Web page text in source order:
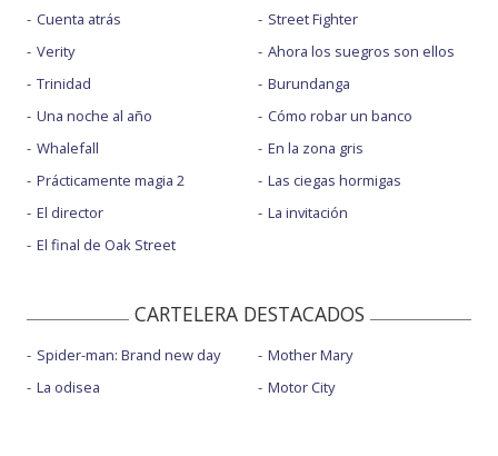
Cuenta atrás
Verity
Trinidad
Una noche al año
Whalefall
Prácticamente magia 2
El director
El final de Oak Street
Street Fighter
Ahora los suegros son ellos
Burundanga
Cómo robar un banco
En la zona gris
Las ciegas hormigas
La invitación
CARTELERA DESTACADOS
Spider-man: Brand new day
La odisea
Mother Mary
Motor City